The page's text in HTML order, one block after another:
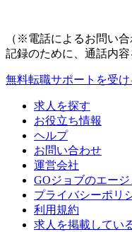
（※電話によるお問い
記録のために、通話内
無料転職サポートを受け
求人を探す
お役立ち情報
ヘルプ
お問い合わせ
運営会社
GOジョブのエー
プライバシーポリ
利用規約
求人を掲載してい